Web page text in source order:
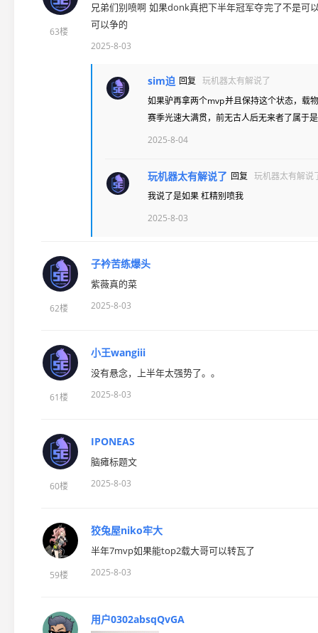
63楼
兄弟们别喷啊 如果donk真把下半年冠军夺完了不是
可以争的
2025-8-03
sim迫 回复 玩机器太有解说了
如果驴再拿两个mvp并且保持这个状态，载
赛季光速大满贯，前无古人后无来者了属于是
2025-8-04
玩机器太有解说了 回复 玩机器太有解说
我说了是如果 杠精别喷我
2025-8-03
62楼
子衿苦练爆头
紫薇真的菜
2025-8-03
61楼
小王wangiii
没有悬念，上半年太强势了。。
2025-8-03
60楼
IPONEAS
脑瘫标题文
2025-8-03
59楼
狡兔屋niko牢大
半年7mvp如果能top2载大哥可以转瓦了
2025-8-03
用户0302absqQvGA